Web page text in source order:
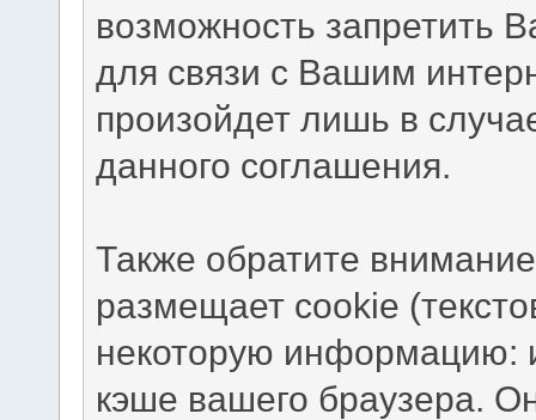
возможность запретить
для связи с Вашим
произойдет лишь в
данного соглашения.
Также обратите
размещает cookie
некоторую информацию:
кэше вашего браузера.